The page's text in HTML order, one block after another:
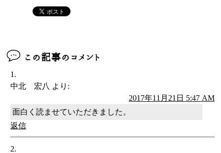
この記事のコメント
中北 宏八 より:
2017年11月21日 5:47 AM
面白く読ませていただきました。
返信